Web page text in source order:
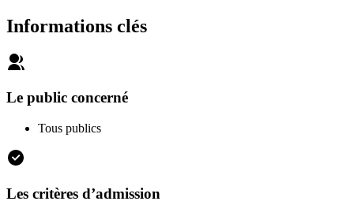
Informations clés
Le public concerné
Tous publics
Les critères d’admission